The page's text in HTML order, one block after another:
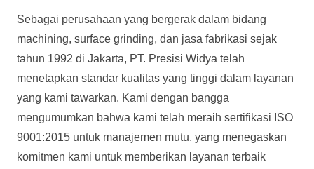
Sebagai perusahaan yang bergerak dalam bidang
machining, surface grinding, dan jasa fabrikasi sejak
tahun 1992 di Jakarta, PT. Presisi Widya telah
menetapkan standar kualitas yang tinggi dalam layanan
yang kami tawarkan. Kami dengan bangga
mengumumkan bahwa kami telah meraih sertifikasi ISO
9001:2015 untuk manajemen mutu, yang menegaskan
komitmen kami untuk memberikan layanan terbaik